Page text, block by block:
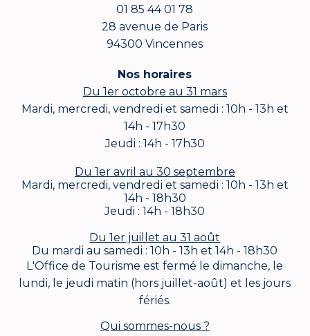
01 85 44 01 78
28 avenue de Paris
94300 Vincennes
Nos horaires
Du 1er octobre au 31 mars
Mardi, mercredi, vendredi et samedi : 10h - 13h et
14h - 17h30
Jeudi : 14h - 17h30
Du 1er avril au 30 septembre
Mardi, mercredi, vendredi et samedi : 10h - 13h et
14h - 18h30
Jeudi : 14h - 18h30
Du 1er juillet au 31 août
Du mardi au samedi : 10h - 13h et 14h - 18h30
L'Office de Tourisme est fermé le dimanche, le
lundi, le jeudi matin (hors juillet-août) et les jours
fériés.
Qui sommes-nous ?